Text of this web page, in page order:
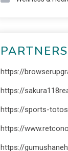
https://
https://
https://sports-
https://
https://